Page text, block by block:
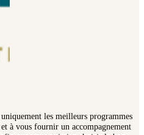
les meilleurs programmes
à vous fournir un accompagnement